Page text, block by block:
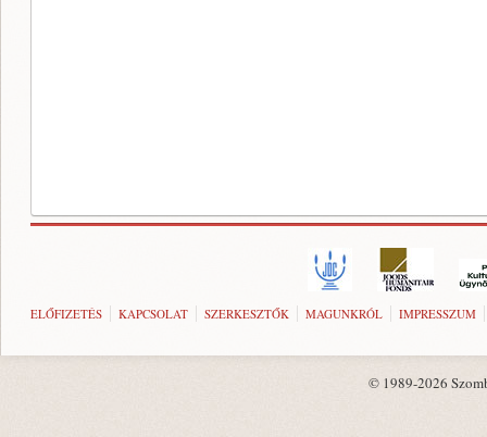
ELŐFIZETÉS KAPCSOLAT SZERKESZTŐK MAGUNKRÓL IMPRESSZUM
© 1989-2026